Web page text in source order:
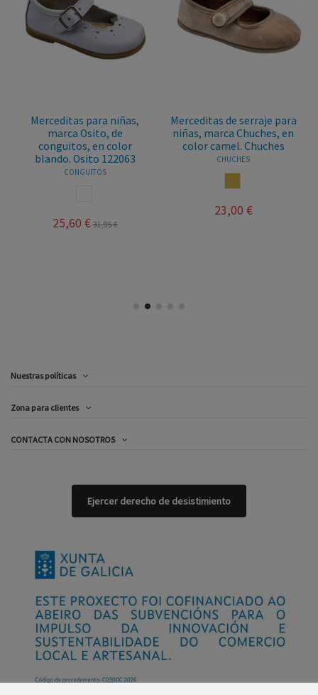
Merceditas para niñas,
marca Osito, de
conguitos, en color
blando. Osito 122063
CONGUITOS
25,60 € 31,95 €
Merceditas de serraje para
niñas, marca Chuches, en
color camel. Chuches
CHUCHES
23,00 €
Nuestras políticas
Zona para clientes
CONTACTA CON NOSOTROS
Ejercer derecho de desistimiento